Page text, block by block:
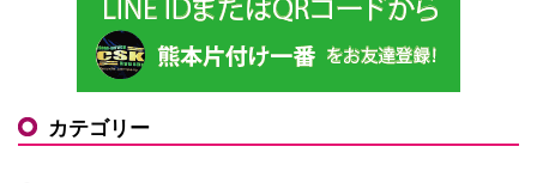
カテゴリー